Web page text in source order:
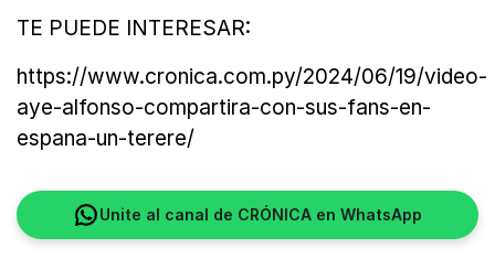
TE PUEDE INTERESAR:
https://www.cronica.com.py/2024/06/19/video-
aye-alfonso-compartira-con-sus-fans-en-
espana-un-terere/
Unite al canal de CRÓNICA en WhatsApp